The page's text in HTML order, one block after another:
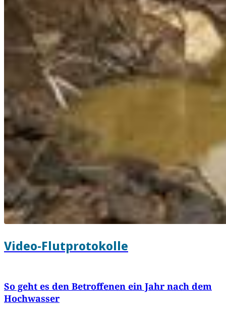
Video-Flutprotokolle
So geht es den Betroffenen ein Jahr nach dem
Hochwasser